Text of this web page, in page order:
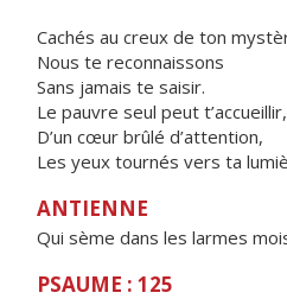
Cachés au creux de ton
Nous te reconnaissons
Sans jamais te saisir.
Le pauvre seul peut t’accueillir,
D’un cœur brûlé d’attention,
Les yeux tournés vers ta
ANTIENNE
Qui sème dans les larmes
PSAUME : 125